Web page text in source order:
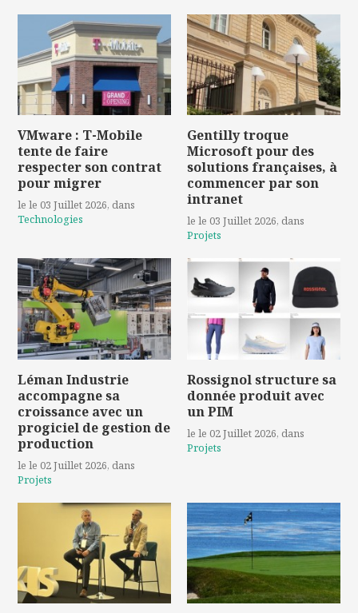
VMware : T-Mobile
tente de faire
respecter son contrat
pour migrer
le le 03 Juillet 2026, dans
Technologies
Gentilly troque
Microsoft pour des
solutions françaises, à
commencer par son
intranet
le le 03 Juillet 2026, dans
Projets
Léman Industrie
accompagne sa
croissance avec un
progiciel de gestion de
production
le le 02 Juillet 2026, dans
Projets
Rossignol structure sa
donnée produit avec
un PIM
le le 02 Juillet 2026, dans
Projets